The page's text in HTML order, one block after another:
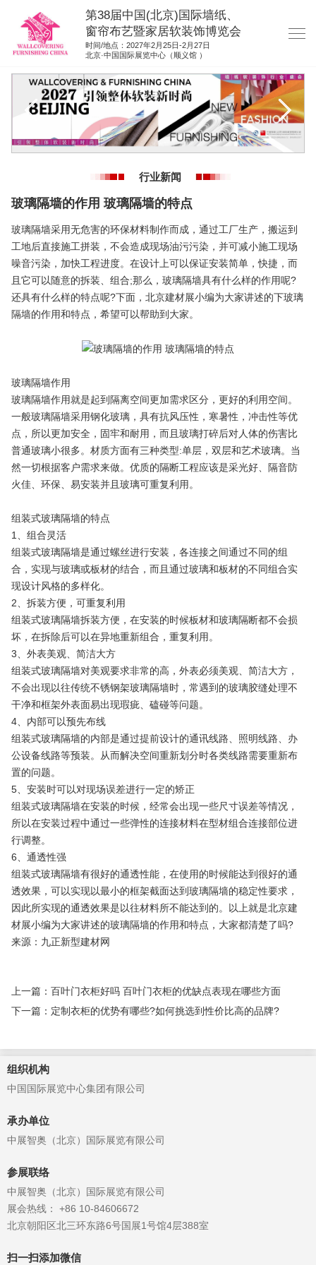
第38届中国(北京)国际墙纸、
窗帘布艺暨家居软装饰博览会
时间/地点：2027年2月25日-2月27日
北京·中国国际展览中心（顺义馆 ）
网站首页
展商服务
展位申请
集团展会
参展联络
行业新闻
玻璃隔墙的作用 玻璃隔墙的特点
玻璃隔墙采用无危害的环保材料制作而成，通过工厂生产，搬运到
工地后直接施工拼装，不会造成现场油污污染，并可减小施工现场
噪音污染，加快工程进度。在设计上可以保证安装简单，快捷，而
且它可以随意的拆装、组合;那么，玻璃隔墙具有什么样的作用呢?
还具有什么样的特点呢?下面，北京建材展小编为大家讲述的下玻璃
隔墙的作用和特点，希望可以帮助到大家。
玻璃隔墙作用
玻璃隔墙作用就是起到隔离空间更加需求区分，更好的利用空间。
一般玻璃隔墙采用钢化玻璃，具有抗风压性，寒暑性，冲击性等优
点，所以更加安全，固牢和耐用，而且玻璃打碎后对人体的伤害比
普通玻璃小很多。材质方面有三种类型:单层，双层和艺术玻璃。当
然一切根据客户需求来做。优质的隔断工程应该是采光好、隔音防
火佳、环保、易安装并且玻璃可重复利用。
组装式玻璃隔墙的特点
1、组合灵活
组装式玻璃隔墙是通过螺丝进行安装，各连接之间通过不同的组
合，实现与玻璃或板材的结合，而且通过玻璃和板材的不同组合实
现设计风格的多样化。
2、拆装方便，可重复利用
组装式玻璃隔墙拆装方便，在安装的时候板材和玻璃隔断都不会损
坏，在拆除后可以在异地重新组合，重复利用。
3、外表美观、简洁大方
组装式玻璃隔墙对美观要求非常的高，外表必须美观、简洁大方，
不会出现以往传统不锈钢架玻璃隔墙时，常遇到的玻璃胶缝处理不
干净和框架外表面易出现瑕疵、磕碰等问题。
4、内部可以预先布线
组装式玻璃隔墙的内部是通过提前设计的通讯线路、照明线路、办
公设备线路等预装。从而解决空间重新划分时各类线路需要重新布
置的问题。
5、安装时可以对现场误差进行一定的矫正
组装式玻璃隔墙在安装的时候，经常会出现一些尺寸误差等情况，
所以在安装过程中通过一些弹性的连接材料在型材组合连接部位进
行调整。
6、通透性强
组装式玻璃隔墙有很好的通透性能，在使用的时候能达到很好的通
透效果，可以实现以最小的框架截面达到玻璃隔墙的稳定性要求，
因此所实现的通透效果是以往材料所不能达到的。以上就是北京建
材展小编为大家讲述的玻璃隔墙的作用和特点，大家都清楚了吗?
来源：九正新型建材网
上一篇：百叶门衣柜好吗 百叶门衣柜的优缺点表现在哪些方面
下一篇：定制衣柜的优势有哪些?如何挑选到性价比高的品牌?
组织机构
中国国际展览中心集团有限公司
承办单位
中展智奥（北京）国际展览有限公司
参展联络
中展智奥（北京）国际展览有限公司
展会热线： +86 10-84606672
北京朝阳区北三环东路6号国展1号馆4层388室
扫一扫添加微信